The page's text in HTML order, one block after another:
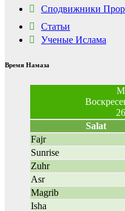
Статьи
Ученые Ислама
Время Намаза
Salat
Fajr
Sunrise
Zuhr
Asr
Magrib
Isha